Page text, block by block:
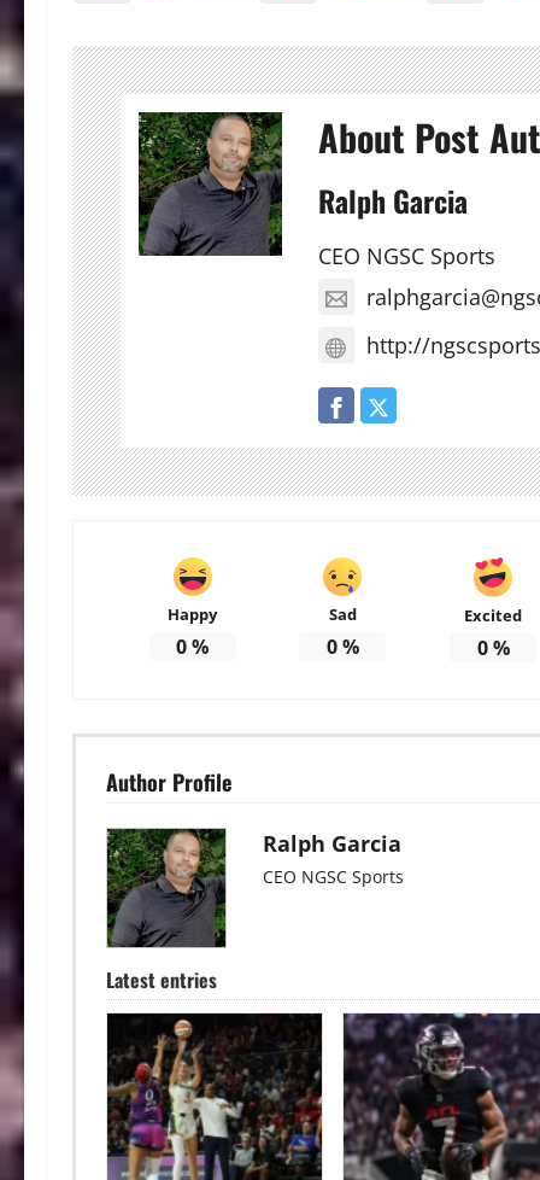
About Post
Ralph Garcia
CEO NGSC Sports
http://
Happy
0%
Sad
0%
Excited
0%
Author Profile
Ralph Garcia
CEO NGSC Sports
Latest entries